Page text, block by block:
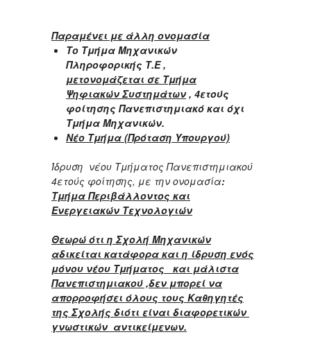
Παραμένει με άλλη ονομασία
Το Τμήμα Μηχανικών
Πληροφορικής Τ.Ε ,
μετονομάζεται σε Τμήμα
Ψηφιακών Συστημάτων , 4ετούς
φοίτησης Πανεπιστημιακό και όχι
Τμήμα Μηχανικών.
Νέο Τμήμα (Πρόταση Υπουργού)
Ίδρυση νέου Τμήματος Πανεπιστημιακού
4ετούς φοίτησης, με την ονομασία:
Τμήμα Περιβάλλοντος και
Ενεργειακών Τεχνολογιών
Θεωρώ ότι η Σχολή Μηχανικών
αδικείται κατάφορα και η ίδρυση ενός
μόνου νέου Τμήματος και μάλιστα
Πανεπιστημιακού ,δεν μπορεί να
απορροφήσει όλους τους Καθηγητές
της Σχολής διότι είναι διαφορετικών
γνωστικών αντικείμενων.